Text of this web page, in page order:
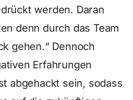
werden. Daran
denn durch das Team
gehen.“ Dennoch
Erfahrungen
abgehackt sein, sodass